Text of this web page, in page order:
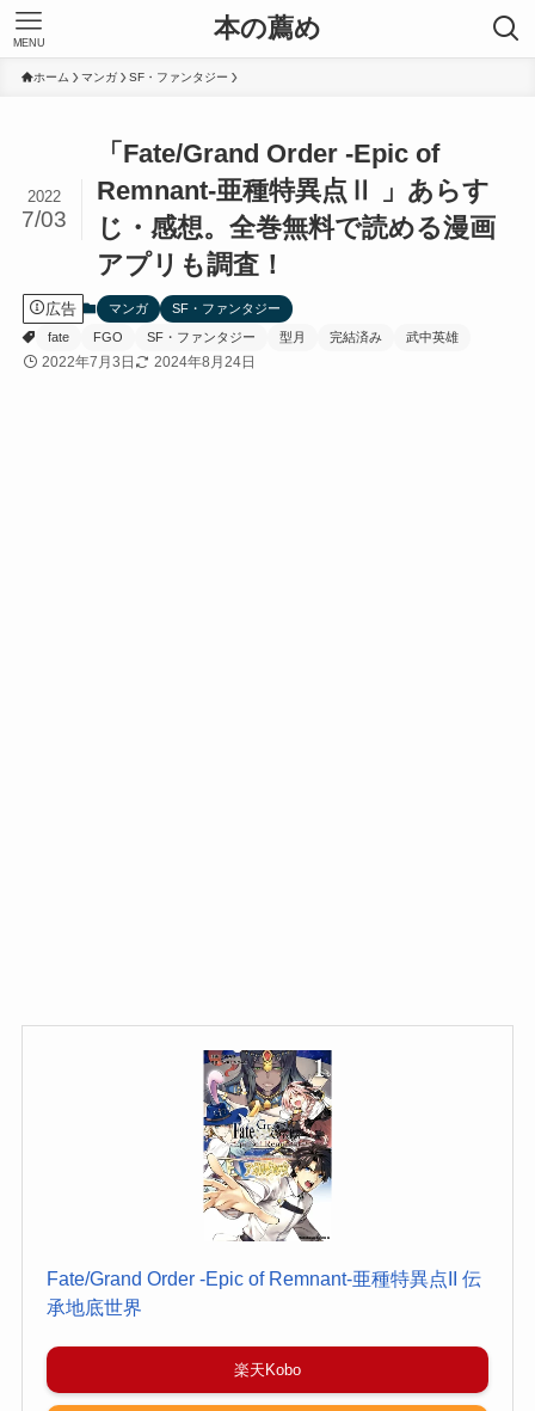
本の薦め
MENU
ホーム マンガ SF・ファンタジー
「Fate/Grand Order -Epic of
Remnant-亜種特異点Ⅱ 」あらす
じ・感想。全巻無料で読める漫画
アプリも調査！
2022
7/03
広告 マンガ
SF・ファンタジー
fate
FGO SF・ファンタジー 型月 完結済み 武中英雄
2022年7月3日 2024年8月24日
Fate/Grand Order -Epic of Remnant-亜種特異点II 伝
承地底世界
楽天Kobo